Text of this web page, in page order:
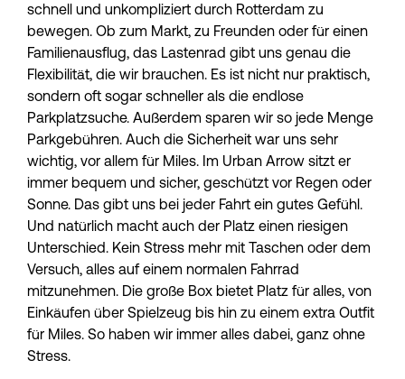
schnell und unkompliziert durch Rotterdam zu
bewegen. Ob zum Markt, zu Freunden oder für einen
Familienausflug, das Lastenrad gibt uns genau die
Flexibilität, die wir brauchen. Es ist nicht nur praktisch,
sondern oft sogar schneller als die endlose
Parkplatzsuche. Außerdem sparen wir so jede Menge
Parkgebühren. Auch die Sicherheit war uns sehr
wichtig, vor allem für Miles. Im Urban Arrow sitzt er
immer bequem und sicher, geschützt vor Regen oder
Sonne. Das gibt uns bei jeder Fahrt ein gutes Gefühl.
Und natürlich macht auch der Platz einen riesigen
Unterschied. Kein Stress mehr mit Taschen oder dem
Versuch, alles auf einem normalen Fahrrad
mitzunehmen. Die große Box bietet Platz für alles, von
Einkäufen über Spielzeug bis hin zu einem extra Outfit
für Miles. So haben wir immer alles dabei, ganz ohne
Stress.